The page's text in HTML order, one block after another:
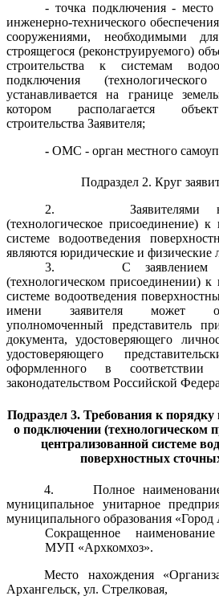
- точка подключения - место
инженерно-технического
сооружениями, необходимыми
строящегося (реконструируемого)
строительства к системам
подключения
устанавливается на границе
котором располагается
строительства Заявителя;
- ОМС - орган местного
Подраздел 2. Круг
2.
Заявителями
(технологическое присоединение) к
системе водоотведения
являются юридические и физические
3.
С заявлением
(технологическом присоединении) к
системе водоотведения
имени заявителя может
уполномоченный представитель
документа, удостоверяющего
удостоверяющего
оформленного в
законодательством Российской
Подраздел 3. Требования к
о подключении (технологическом
централизованной системе
поверхностных
4.
Полное
муниципальное унитарное
муниципального образования «Город
Сокращенное
МУП «Архкомхоз».
Место нахождения
Архангельск, ул. Стрелковая,